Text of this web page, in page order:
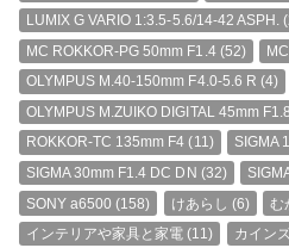
LUMIX G VARIO 1:3.5-5.6/14-42 ASPH.
MC ROKKOR-PG 50mm F1.4(52)
OLYMPUS M.40-150mm F4.0-5.6 R (4)
OLYMPUS M.ZUIKO DIGITAL 45mm F1.8
ROKKOR-TC 135mm F4 (11) SIGMA
SIGMA 30mm F1.4 DC DN (32)
SONY a6500 (158) けあらし (6) む
インテリアや家具と家電 (11) カイン